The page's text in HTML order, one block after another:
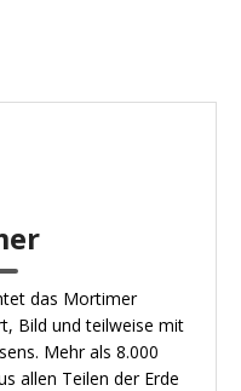
das Mortimer
Bild und teilweise mit
Mehr als 8.000
allen Teilen der Erde